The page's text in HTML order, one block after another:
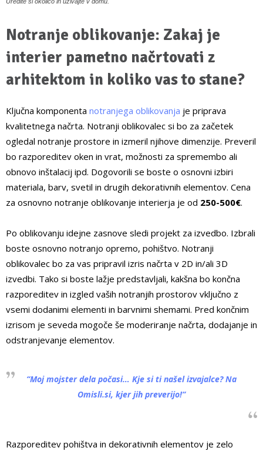
Notranje oblikovanje: Zakaj je
interier pametno načrtovati z
arhitektom in koliko vas to stane?
Ključna komponenta notranjega oblikovanja je priprava
kvalitetnega načrta. Notranji oblikovalec si bo za začetek
ogledal notranje prostore in izmeril njihove dimenzije. Preveril
bo razporeditev oken in vrat, možnosti za spremembo ali
obnovo inštalacij ipd. Dogovorili se boste o osnovni izbiri
materiala, barv, svetil in drugih dekorativnih elementov. Cena
za osnovno notranje oblikovanje interierja je od 250-500€.
Po oblikovanju idejne zasnove sledi projekt za izvedbo. Izbrali
boste osnovno notranjo opremo, pohištvo. Notranji
oblikovalec bo za vas pripravil izris načrta v 2D in/ali 3D
izvedbi. Tako si boste lažje predstavljali, kakšna bo končna
razporeditev in izgled vaših notranjih prostorov vključno z
vsemi dodanimi elementi in barvnimi shemami. Pred končnim
izrisom je seveda mogoče še moderiranje načrta, dodajanje in
odstranjevanje elementov.
“Moj mojster dela počasi… Kje si ti našel izvajalce? Na
Omisli.si, kjer jih preverijo!“
Razporeditev pohištva in dekorativnih elementov je zelo